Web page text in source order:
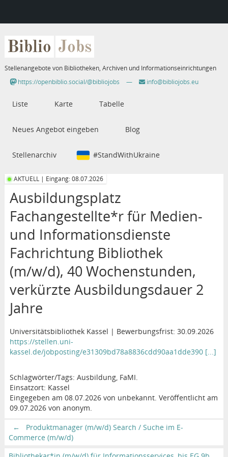
Biblio Jobs
Stellenangebote von Bibliotheken, Archiven und Informationseinrichtungen
https://openbiblio.social/@bibliojobs
— info@bibliojobs.eu
Liste Karte Tabelle
Neues Angebot eingeben Blog
Stellenarchiv #StandWithUkraine
AKTUELL | Eingang: 08.07.2026
Ausbildungsplatz
Fachangestellte*r für Medien-
und Informationsdienste
Fachrichtung Bibliothek
(m/w/d), 40 Wochenstunden,
verkürzte Ausbildungsdauer 2
Jahre
Universitätsbibliothek Kassel | Bewerbungsfrist: 30.09.2026
https://stellen.uni-
kassel.de/jobposting/e31309bd78a8836cdd90aa1dde390 [...]
Schlagwörter/Tags: Ausbildung, FaMI.
Einsatzort: Kassel
Eingegeben am 08.07.2026 von unbekannt. Veröffentlicht am
09.07.2026 von anonym.
←
Produktmanager (m/w/d) Search / Suche im E-
Commerce (m/w/d)